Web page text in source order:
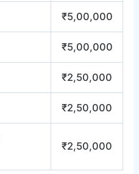
₹5,00,000
₹5,00,000
₹2,50,000
₹2,50,000
₹2,50,000